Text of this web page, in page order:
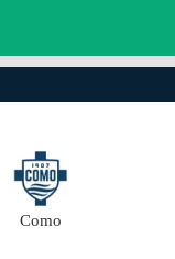
Como